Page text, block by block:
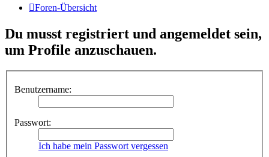
Foren-Übersicht
Du musst registriert und angemeldet sein,
um Profile anzuschauen.
Benutzername:
Passwort:
Ich habe mein Passwort vergessen